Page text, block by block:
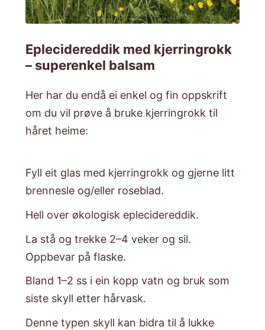
Eplecidereddik med kjerringrokk
– superenkel balsam
​Her har du endå ei enkel og fin oppskrift
om du vil prøve å bruke kjerringrokk til
håret heime:
Fyll eit glas med kjerringrokk og gjerne litt
brennesle og/eller roseblad.
​Hell over økologisk eplecidereddik.
​La stå og trekke 2–4 veker og sil.
Oppbevar på flaske.
​Bland 1–2 ss i ein kopp vatn og bruk som
siste skyll etter hårvask.
​Denne typen skyll kan bidra til å lukke